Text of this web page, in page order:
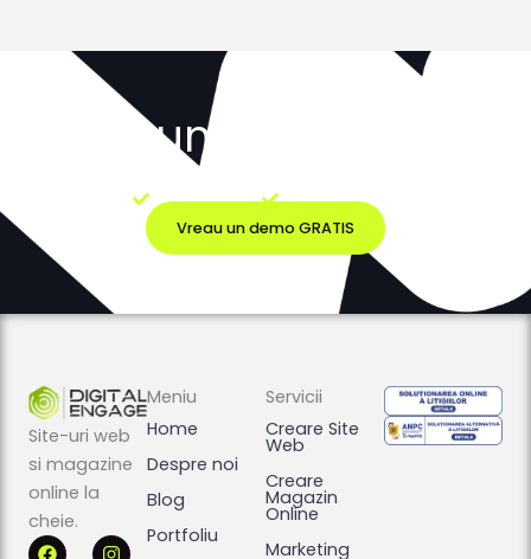
Vezi cum poate arăta
site-ul tău
Fără costuri Fără obligații
Vreau un demo GRATIS
Site-uri web
si magazine
online la
cheie.
F I
Meniu
Home
Despre noi
Blog
Portfoliu
Servicii
Creare Site
Web
Creare
Magazin
Online
Marketing